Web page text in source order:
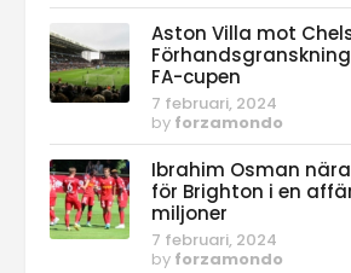
Aston Villa mot
Förhandsgranskning
FA-cupen
7 februari, 2024
by forzamondo
Ibrahim Osman
för Brighton i en
miljoner
7 februari, 2024
by forzamondo